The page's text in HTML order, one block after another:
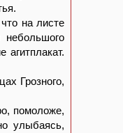
на листе
Грозного,
помоложе,
улыбаясь,